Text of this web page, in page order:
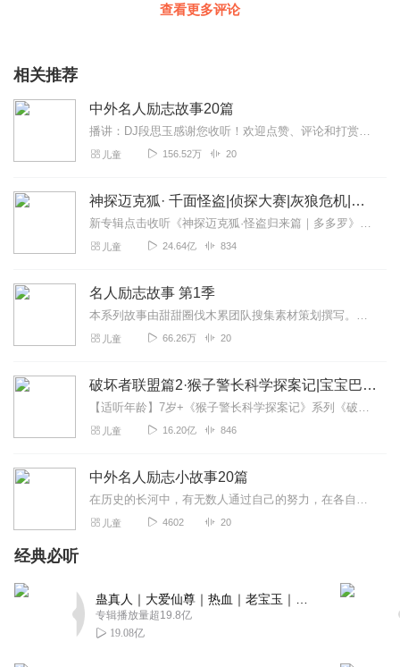
还是很好的，听着的话还是有点舒服的
1382810knks
好好好，非常喜欢甜甜圈！！！！😍😍😍😏😍😄😄
2020-05-16
好好好好好好好好好好
2020-05-01
更新慢。 很棒吖
2020-03-22
讲的很有意思！👏👏👏
2020-03-17
喜欢东北圈圈，求第三季，求更新
2020-03-13
特有趣，非常好玩，还是东北话
15076925vmz
查看更多评论
相关推荐
中外名人励志故事20篇
播讲：DJ段思玉感谢您收听！欢迎点赞、评论和打赏哦！
儿童 156.52万 20
神探迈克狐· 千面怪盗|侦探大赛|灰狼危机|多多罗
新专辑点击收听《神探迈克狐·怪盗归来篇｜多多罗》！！！>>>点击进入主播橱窗购买《神探迈克狐》系列图书吧!<<<多多罗故事【点击前往】收听多多罗其他好玩有趣的故...
儿童 24.64亿 834
名人励志故事 第1季
本系列故事由甜甜圈伐木累团队搜集素材策划撰写。甜甜圈伐木累，专注于发现生活，开拓父母视野，回归养育本真。人生不容易，走到低谷的时候，前路迷茫不清，这些故事就是...
儿童 66.26万 20
破坏者联盟篇2·猴子警长科学探案记|宝宝巴士故事
【适听年龄】7岁+《猴子警长科学探案记》系列《破坏者联盟篇1·猴子警长科学探案记》>>>《破坏者联盟篇2·猴子警长科学探案记》>>>《破坏者联盟篇3·猴子警长科...
儿童 16.20亿 846
中外名人励志小故事20篇
在历史的长河中，有无数人通过自己的努力，在各自的领域取得了杰出的成就，从而名垂千古，被世人铭记，成为了一个名人。这本书每个故事里的主人公，都是为社会发展做出了卓...
儿童 4602 20
经典必听
专辑播放量超19.8亿
19.08亿